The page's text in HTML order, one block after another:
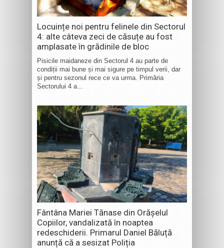
Locuințe noi pentru felinele din Sectorul
4: alte câteva zeci de căsuțe au fost
amplasate în grădinile de bloc
Pisicile maidaneze din Sectorul 4 au parte de
condiții mai bune și mai sigure pe timpul verii, dar
și pentru sezonul rece ce va urma. Primăria
Sectorului 4 a...
Fântâna Mariei Tănase din Orășelul
Copiilor, vandalizată în noaptea
redeschiderii. Primarul Daniel Băluță
anunță că a sesizat Poliția